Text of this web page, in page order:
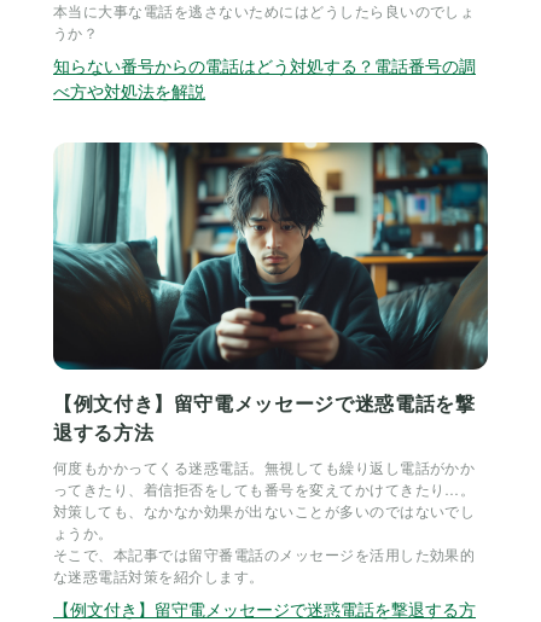
本当に大事な電話を逃さないためにはどうしたら良いのでしょ
うか？
知らない番号からの電話はどう対処する？電話番号の調
べ方や対処法を解説
【例文付き】留守電メッセージで迷惑電話を撃
退する方法
何度もかかってくる迷惑電話。無視しても繰り返し電話がかか
ってきたり、着信拒否をしても番号を変えてかけてきたり…。
対策しても、なかなか効果が出ないことが多いのではないでし
ょうか。
そこで、本記事では留守番電話のメッセージを活用した効果的
な迷惑電話対策を紹介します。
【例文付き】留守電メッセージで迷惑電話を撃退する方